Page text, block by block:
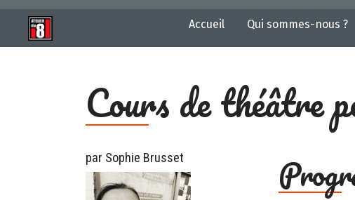
Accueil Qui sommes-nous ?
Cours de théâtre
par Sophie Brusset